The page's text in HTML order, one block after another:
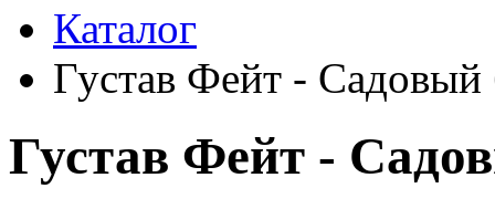
Каталог
Густав Фейт - Садовый
Густав Фейт -